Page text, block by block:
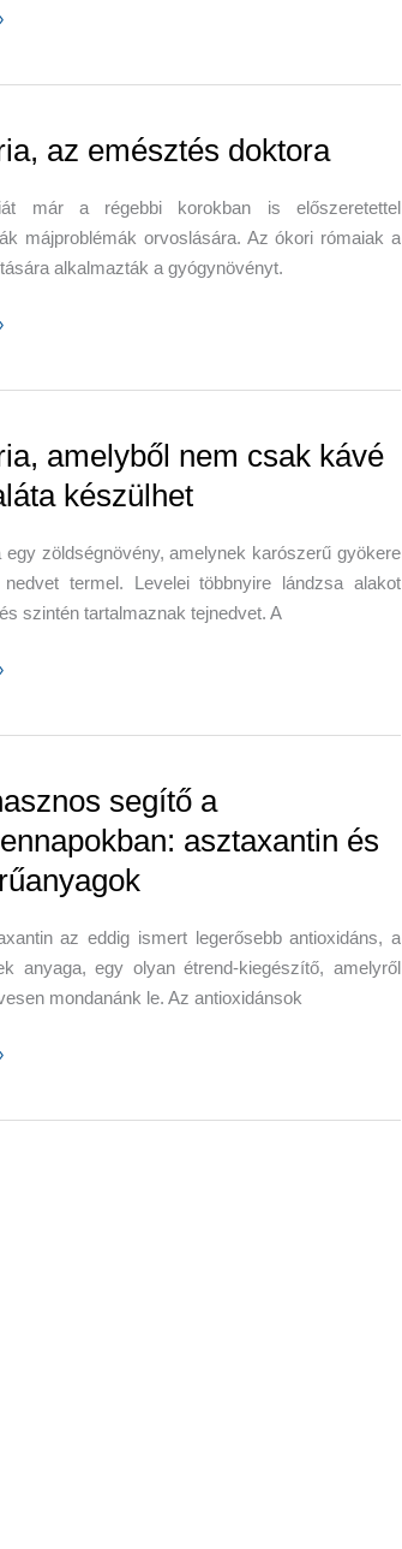
az emésztés doktora
már a régebbi korokban is előszeretettel
májproblémák orvoslására. Az ókori rómaiak a
alkalmazták a gyógynövényt.
amelyből nem csak kávé
készülhet
egy zöldségnövény, amelynek karószerű gyökere
termel. Levelei többnyire lándzsa alakot
szintén tartalmaznak tejnedvet. A
segítő a
asztaxantin és
az eddig ismert legerősebb antioxidáns, a
anyaga, egy olyan étrend-kiegészítő, amelyről
mondanánk le. Az antioxidánsok